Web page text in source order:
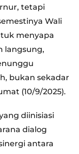
tetapi
Wali
menyapa
langsung,
bukan sekadar
(10/9/2025).
diinisiasi
dialog
antara